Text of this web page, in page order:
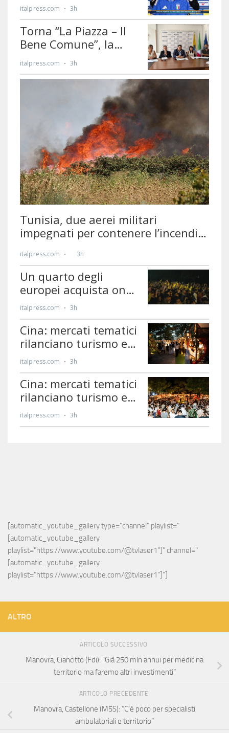
[automatic_youtube_gallery type="channel" playlist="
[automatic_youtube_gallery
playlist="https://www.youtube.com/@tvlaser1"]" channel="
[automatic_youtube_gallery
playlist="https://www.youtube.com/@tvlaser1"]"]
ALTRO
ARTICOLO SUCCESSIVO
Manovra, Ciancitto (Fdi): “Già 250 mln annui per medicina
territorio ma faremo altri investimenti”
ARTICOLO PRECEDENTE
Manovra, Castellone (M5S): “C’è poco per specialisti
ambulatoriali e territorio”